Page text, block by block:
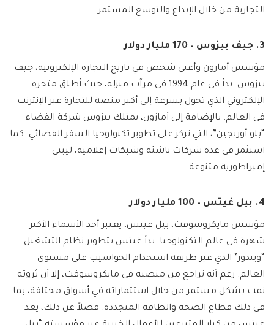
التجارية من خلال الإبداع والتوسع المستمر.
3. جيف بيزوس – 170 مليار دولار
مؤسس أمازون وأغنى شخص في تاريخ التجارة الإلكترونية، جيف
بيزوس. بدأ في عام 1994 في مرآب منزله، حيث أطلق متجره
الإلكتروني الذي تحول بسرعة إلى أكبر منصة للتجارة عبر الإنترنت
في العالم. بالإضافة إلى أمازون، يمتلك بيزوس شركة الفضاء
“بلو أوريجين”، التي تركز على تطوير تكنولوجيا السفر الفضائي. كما
استثمر في عدة شركات ناشئة وشبكات إعلامية، ليبني
إمبراطورية متنوعة.
4. بيل غيتس – 100 مليار دولار
مؤسس مايكروسوفت، بيل غيتس، يعتبر أحد الأسماء الأكثر
شهرة في عالم التكنولوجيا. بدأ غيتس بتطوير نظام التشغيل
“ويندوز” الذي غير طريقة استخدام الحواسيب على مستوى
العالم. رغم أنه تراجع من منصبه في مايكروسوفت، إلا أن ثروته
نمت بشكل مستمر من خلال استثماراته في أسواق مختلفة، بما
في ذلك قطاع الصحة والطاقة المتجددة. فضلاً عن ذلك، يعد